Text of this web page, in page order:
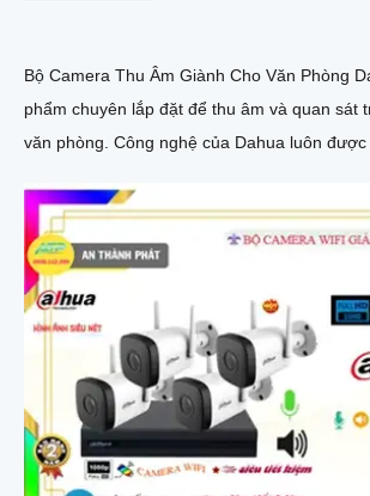
Bộ Camera Thu Âm Giành Cho Văn Phòng
phẩm chuyên lắp đặt để thu âm và quan sát
văn phòng. Công nghệ của Dahua luôn được ứng dụng trong